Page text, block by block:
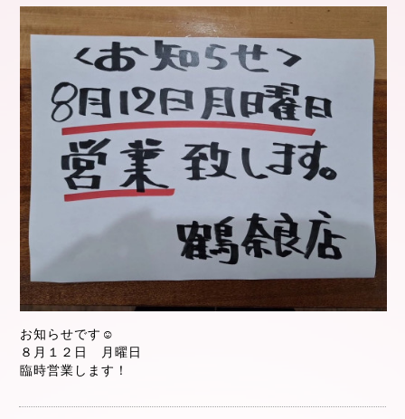
お知らせです☺️
８月１２日 月曜日
臨時営業します！